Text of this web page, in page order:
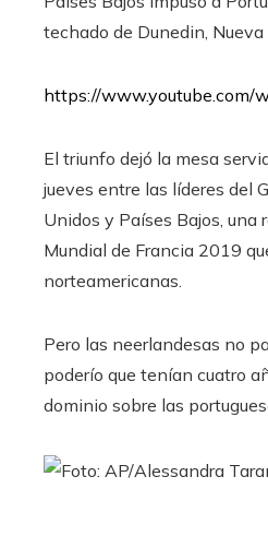
techado de Dunedin, Nueva
https://www.youtube.com/
El triunfo dejó la mesa
jueves entre las líderes del
Unidos y Países Bajos, una
Mundial de Francia 2019
norteamericanas.
Pero las neerlandesas no
poderío que tenían cuatro
dominio sobre las